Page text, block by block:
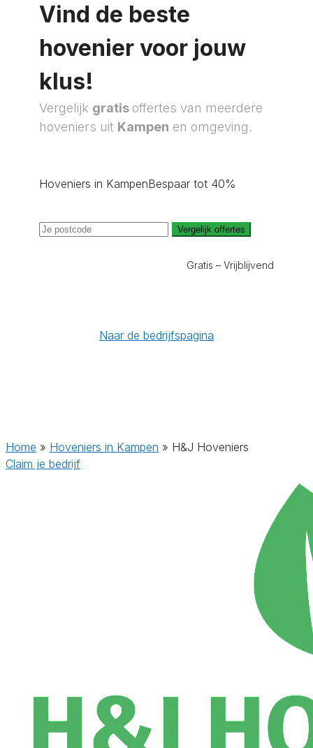
Vind de beste
hovenier voor jouw
klus!
Vergelijk gratis offertes van meerdere
hoveniers uit Kampen en omgeving.
Hoveniers in KampenBespaar tot 40%
Vergelijk offertes
Gratis – Vrijblijvend
Naar de bedrijfspagina
Home » Hoveniers in Kampen » H&J Hoveniers
Claim je bedrijf